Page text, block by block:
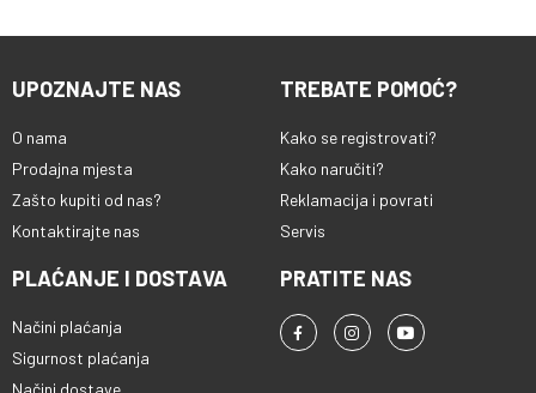
UPOZNAJTE NAS
O nama
Prodajna mjesta
Zašto kupiti od nas?
Kontaktirajte nas
TREBATE POMOĆ?
Kako se registrovati?
Kako naručiti?
Reklamacija i povrati
Servis
PLAĆANJE I DOSTAVA
Načini plaćanja
Sigurnost plaćanja
Načini dostave
PRATITE NAS